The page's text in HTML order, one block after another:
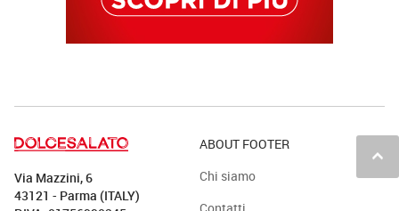
keyboard_arrow_up
Via Mazzini, 6
43121 - Parma (ITALY)
ABOUT FOOTER
Chi siamo